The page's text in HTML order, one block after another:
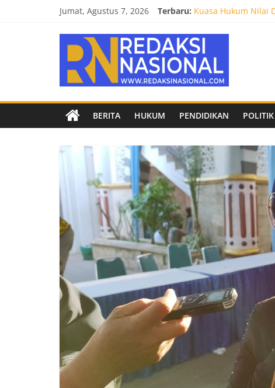
Jumat, Agustus 7, 2026 Terbaru: Kuasa Hukum Nilai
Kendal Tornado FC
Empat Tim Fakultas
Biro Hukum
Redaksi
Nasional
Berita
terpercaya
netral
BERITA HUKUM PENDIDIKAN POLITIK